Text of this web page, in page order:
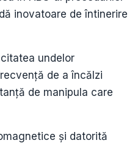
inovatoare de întinerire
undelor
de a încălzi
de manipula care
și datorită